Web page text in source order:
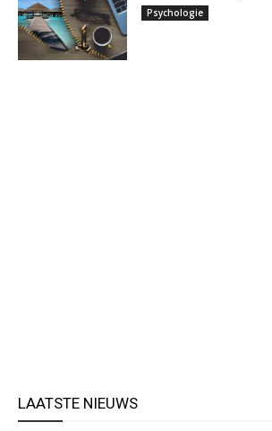
Psychologie
LAATSTE NIEUWS